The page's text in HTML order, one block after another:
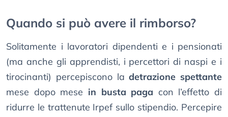
Quando si può avere il rimborso?
Solitamente i lavoratori dipendenti e i pensionati
(ma anche gli apprendisti, i percettori di naspi e i
tirocinanti) percepiscono ladetrazione spettante
mese dopo mese in busta paga con l’effetto di
ridurre le trattenute Irpef sullo stipendio. Percepire